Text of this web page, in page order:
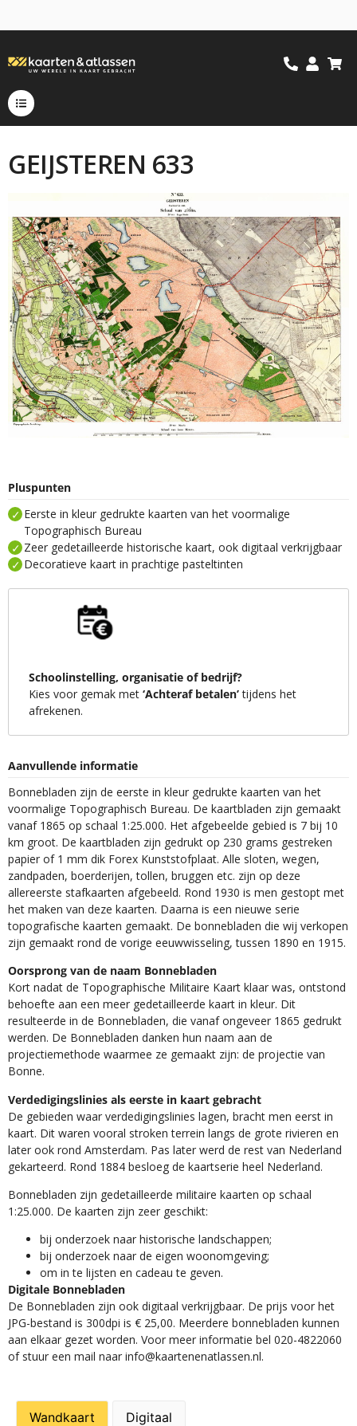
GEIJSTEREN 633
Pluspunten
Eerste in kleur gedrukte kaarten van het voormalige
Topographisch Bureau
Zeer gedetailleerde historische kaart, ook digitaal verkrijgbaar
Decoratieve kaart in prachtige pasteltinten
Schoolinstelling, organisatie of bedrijf?
Kies voor gemak met ‘Achteraf betalen’tijdens het
afrekenen.
Aanvullende informatie
Bonnebladen zijn de eerste in kleur gedrukte kaarten van het
voormalige Topographisch Bureau. De kaartbladen zijn gemaakt
vanaf 1865 op schaal 1:25.000. Het afgebeelde gebied is 7 bij 10
km groot. De kaartbladen zijn gedrukt op 230 grams gestreken
papier of 1 mm dik Forex Kunststofplaat. Alle sloten, wegen,
zandpaden, boerderijen, tollen, bruggen etc. zijn op deze
allereerste stafkaarten afgebeeld. Rond 1930 is men gestopt met
het maken van deze kaarten. Daarna is een nieuwe serie
topografische kaarten gemaakt. De bonnebladen die wij verkopen
zijn gemaakt rond de vorige eeuwwisseling, tussen 1890 en 1915.
Oorsprong van de naam Bonnebladen
Kort nadat de Topographische Militaire Kaart klaar was, ontstond
behoefte aan een meer gedetailleerde kaart in kleur. Dit
resulteerde in de Bonnebladen, die vanaf ongeveer 1865 gedrukt
werden. De Bonnebladen danken hun naam aan de
projectiemethode waarmee ze gemaakt zijn: de projectie van
Bonne.
Verdedigingslinies als eerste in kaart gebracht
De gebieden waar verdedigingslinies lagen, bracht men eerst in
kaart. Dit waren vooral stroken terrein langs de grote rivieren en
later ook rond Amsterdam. Pas later werd de rest van Nederland
gekarteerd. Rond 1884 besloeg de kaartserie heel Nederland.
Bonnebladen zijn gedetailleerde militaire kaarten op schaal
1:25.000. De kaarten zijn zeer geschikt:​
​bij onderzoek naar historische landschappen;
bij onderzoek naar de eigen woonomgeving;
om in te lijsten en cadeau te geven.
Digitale Bonnebladen
De Bonnebladen zijn ook digitaal verkrijgbaar. De prijs voor het
JPG-bestand is 300dpi is € 25,00. Meerdere bonnebladen kunnen
aan elkaar gezet worden. Voor meer informatie bel 020-4822060
of stuur een mail naar info@kaartenenatlassen.nl.
Wandkaart Digitaal